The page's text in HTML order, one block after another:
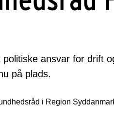
ansvar for drift
på plads.
i Region